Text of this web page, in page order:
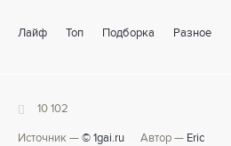
Лайф Топ Подборка Разное
10 102
Источник — © 1gai.ru Автор — Eric